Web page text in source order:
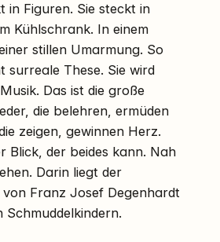
in Figuren. Sie steckt in
Kühlschrank. In einem
stillen Umarmung. So
surreale These. Sie wird
Das ist die große
die belehren, ermüden
zeigen, gewinnen Herz.
Blick, der beides kann. Nah
Darin liegt der
von Franz Josef Degenhardt